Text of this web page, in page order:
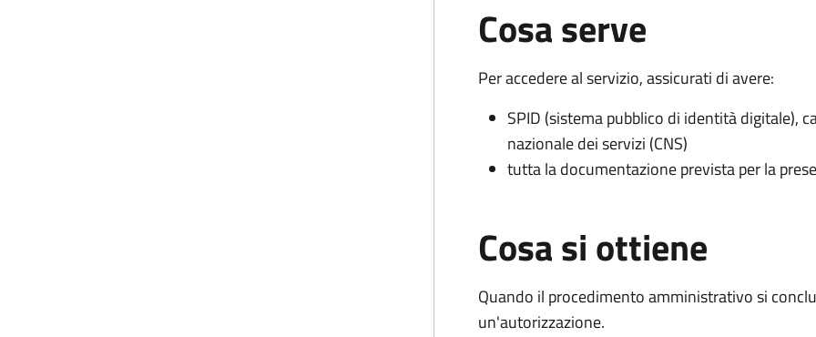
Cosa serve
Per accedere al servizio, assicurati di avere:
SPID (sistema pubblico di identità digitale),
nazionale dei servizi (CNS)
tutta la documentazione prevista per la
Cosa si ottiene
Quando il procedimento amministrativo si
un'autorizzazione.